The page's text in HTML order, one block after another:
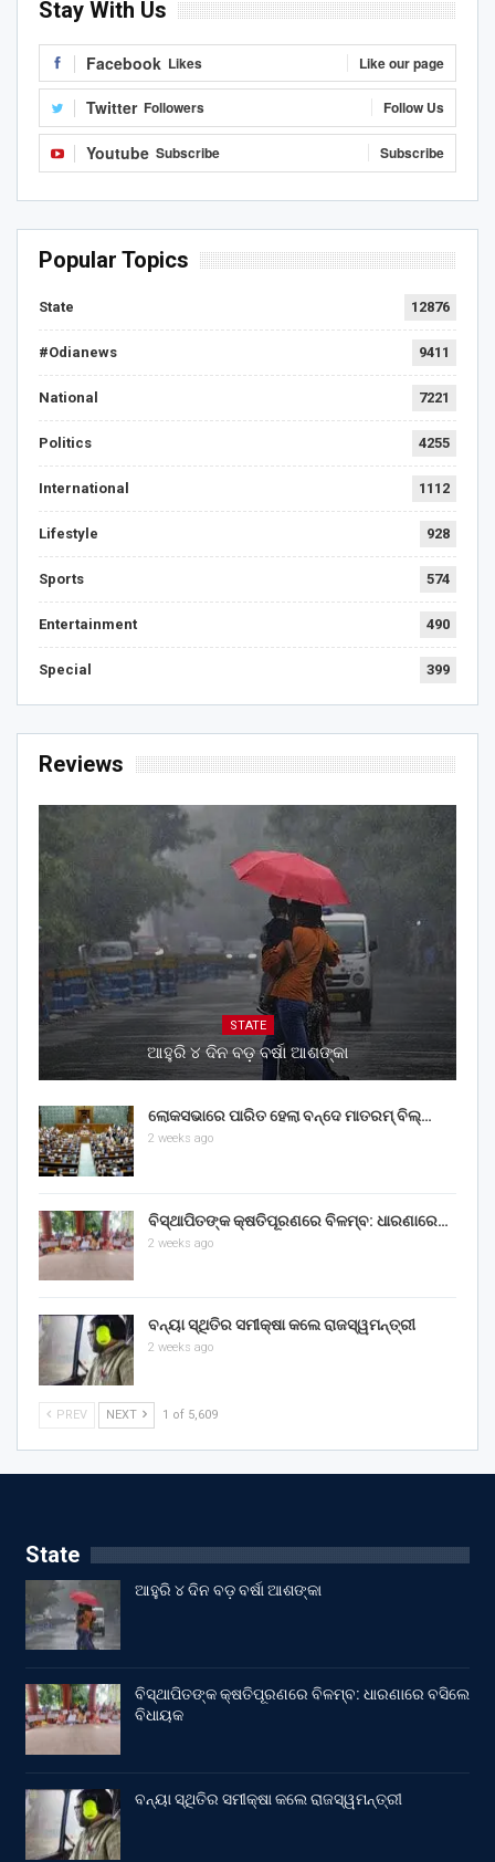
Stay With Us
Facebook Likes Like our page
Twitter Followers Follow Us
Youtube Subscribe Subscribe
Popular Topics
State 12876
#Odianews 9411
National 7221
Politics 4255
International 1112
Lifestyle 928
Sports 574
Entertainment 490
Special 399
Reviews
STATE
ଆହୁରି ୪ ଦିନ ବଡ଼ ବର୍ଷା ଆଶଙ୍କା
ଲୋକସଭାରେ ପାରିତ ହେଲା ବନ୍ଦେ ମାତରମ୍‌ ବିଲ୍‌…
2 weeks ago
ବିସ୍ଥାପିତଙ୍କ କ୍ଷତିପୂରଣରେ ବିଳମ୍ବ: ଧାରଣାରେ…
2 weeks ago
ବନ୍ୟା ସ୍ଥିତିର ସମୀକ୍ଷା କଲେ ରାଜସ୍ୱମନ୍ତ୍ରୀ
2 weeks ago
PREV NEXT 1 of 5,609
State
ଆହୁରି ୪ ଦିନ ବଡ଼ ବର୍ଷା ଆଶଙ୍କା
ବିସ୍ଥାପିତଙ୍କ କ୍ଷତିପୂରଣରେ ବିଳମ୍ବ: ଧାରଣାରେ ବସିଲେ
ବିଧାୟକ
ବନ୍ୟା ସ୍ଥିତିର ସମୀକ୍ଷା କଲେ ରାଜସ୍ୱମନ୍ତ୍ରୀ